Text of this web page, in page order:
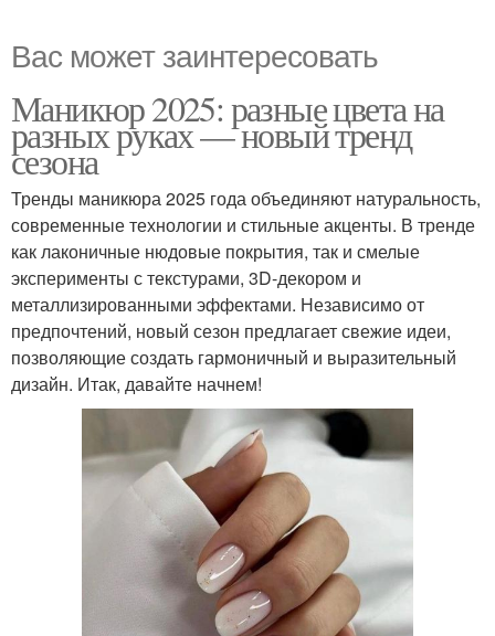
Вас может заинтересовать
Маникюр 2025: разные цвета на
разных руках — новый тренд
сезона
Тренды маникюра 2025 года объединяют натуральность,
современные технологии и стильные акценты. В тренде
как лаконичные нюдовые покрытия, так и смелые
эксперименты с текстурами, 3D-декором и
металлизированными эффектами. Независимо от
предпочтений, новый сезон предлагает свежие идеи,
позволяющие создать гармоничный и выразительный
дизайн. Итак, давайте начнем!